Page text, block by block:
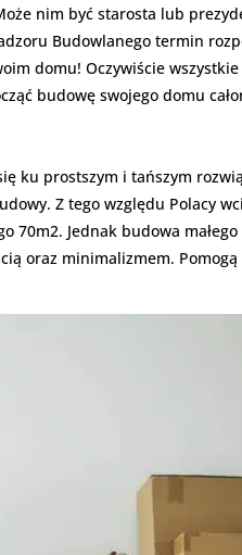
nim być starosta lub
Budowlanego termin
domu! Oczywiście wszystkie
budowę swojego domu
ku prostszym i tańszym
Z tego względu Polacy
Jednak budowa
oraz minimalizmem.